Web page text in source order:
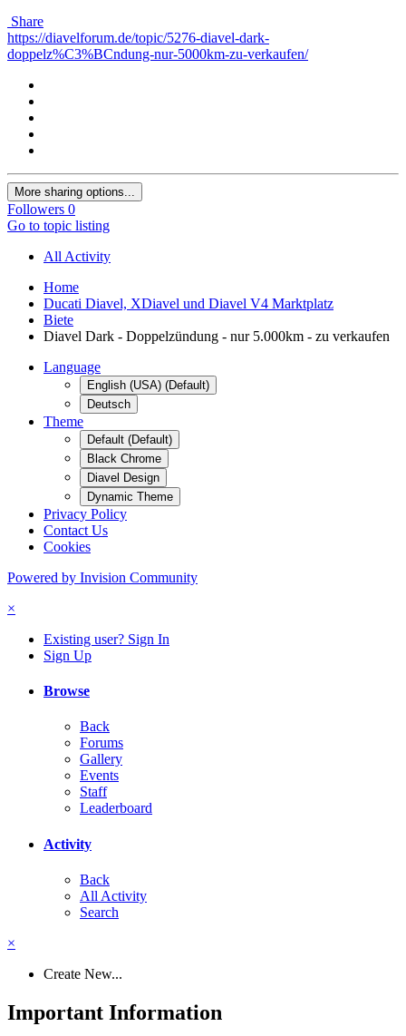
Share
https://diavelforum.de/topic/5276-diavel-dark-
doppelz%C3%BCndung-nur-5000km-zu-verkaufen/
More sharing options...
Followers 0
Go to topic listing
All Activity
Home
Ducati Diavel, XDiavel und Diavel V4 Marktplatz
Biete
Diavel Dark - Doppelzündung - nur 5.000km - zu verkaufen
Language
English (USA) (Default)
Deutsch
Theme
Default (Default)
Black Chrome
Diavel Design
Dynamic Theme
Privacy Policy
Contact Us
Cookies
Powered by Invision Community
×
Existing user? Sign In
Sign Up
Browse
Back
Forums
Gallery
Events
Staff
Leaderboard
Activity
Back
All Activity
Search
×
Create New...
Important Information